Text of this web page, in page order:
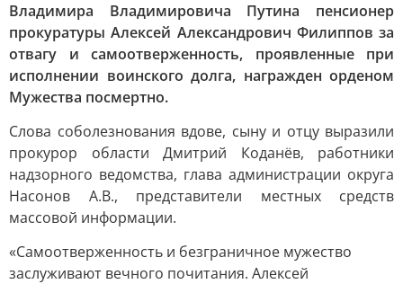
Владимира Владимировича Путина пенсионер
прокуратуры Алексей Александрович Филиппов за
отвагу и самоотверженность, проявленные при
исполнении воинского долга, награжден орденом
Мужества посмертно.
Слова соболезнования вдове, сыну и отцу выразили
прокурор области Дмитрий Коданёв, работники
надзорного ведомства, глава администрации округа
Насонов А.В., представители местных средств
массовой информации.
«Самоотверженность и безграничное мужество
заслуживают вечного почитания. Алексей